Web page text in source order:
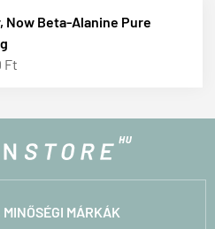
Now Beta-Alanine Pure
Ft
MÁRKÁK